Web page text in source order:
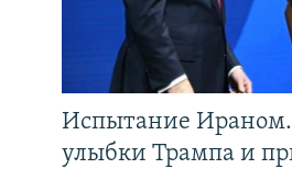
Испытание
улыбки Трампа и